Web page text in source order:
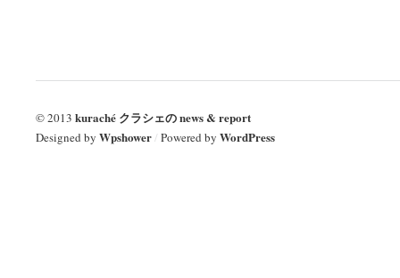
© 2013 kuraché クラシェの news & report
Designed by Wpshower/ Powered by WordPress